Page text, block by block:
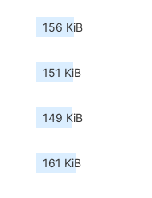
156 KiB
151 KiB
149 KiB
161 KiB